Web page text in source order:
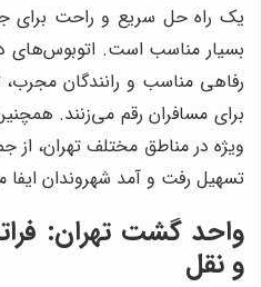
یک راه حل سریع و راحت برای
بسیار مناسب است. اتوبوس‌های
رفاهی مناسب و رانندگان
برای مسافران رقم می‌زنند.
ویژه در مناطق مختلف تهران،
تسهیل رفت و آمد شهروندان ایفا
واحد گشت تهران:
و نقل